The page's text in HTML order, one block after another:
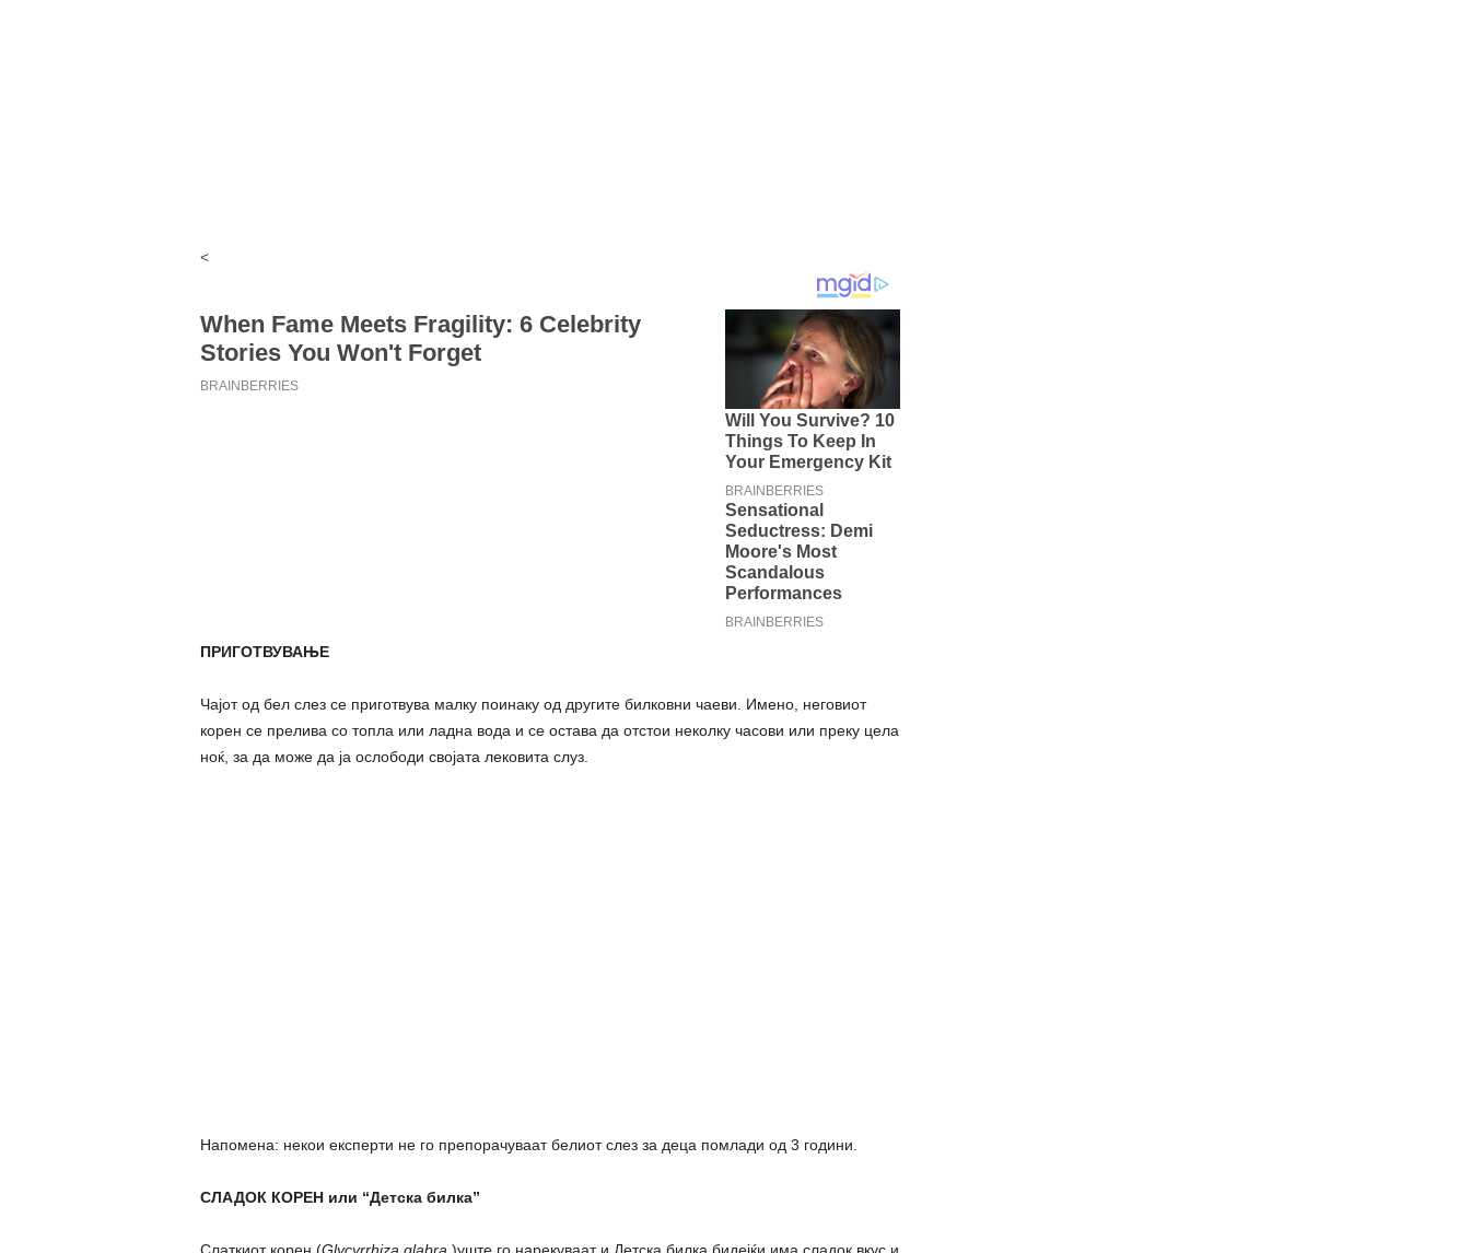
<
ПРИГОТВУВАЊЕ
Чајот од бел слез се приготвува малку поинаку од другите билковни чаеви. Имено, неговиот
корен се прелива со топла или ладна вода и се остава да отстои неколку часови или преку цела
ноќ, за да може да ја ослободи својата лековита слуз.
Напомена: некои експерти не го препорачуваат белиот слез за деца помлади од 3 години.
СЛАДОК КОРЕН или “Детска билка”
Слаткиот корен (Glycyrrhiza glabra )уште го нарекуваат и Детска билка бидејќи има сладок вкус и